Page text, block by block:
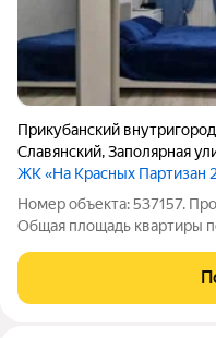
Прикубанский
Славянский,Заполярная
ЖК «На Красных Партизан
Номер объекта: 537157.
Общая площадь квартиры
ванная комната 4,9м2. В
техника. Всё в